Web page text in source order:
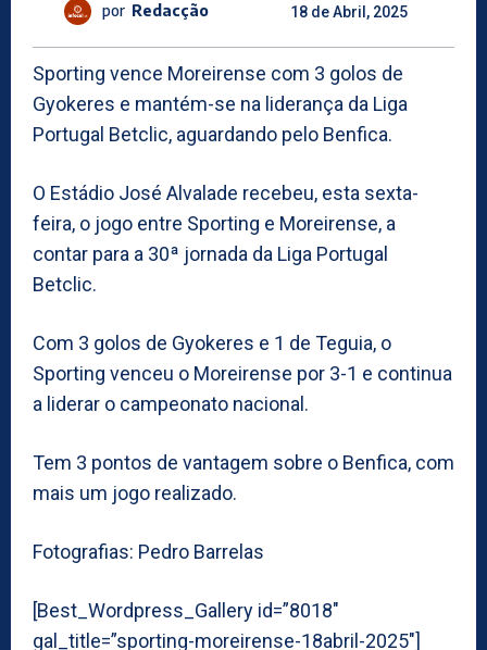
por Redacção 18 de Abril, 2025
Sporting vence Moreirense com 3 golos de
Gyokeres e mantém-se na liderança da Liga
Portugal Betclic, aguardando pelo Benfica.
O Estádio José Alvalade recebeu, esta sexta-
feira, o jogo entre Sporting e Moreirense, a
contar para a 30ª jornada da Liga Portugal
Betclic.
Com 3 golos de Gyokeres e 1 de Teguia, o
Sporting venceu o Moreirense por 3-1 e continua
a liderar o campeonato nacional.
Tem 3 pontos de vantagem sobre o Benfica, com
mais um jogo realizado.
Fotografias: Pedro Barrelas
[Best_Wordpress_Gallery id=”8018″
gal_title=”sporting-moreirense-18abril-2025″]